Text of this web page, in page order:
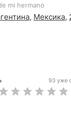
mi hermano
, Мексика,
93 уже